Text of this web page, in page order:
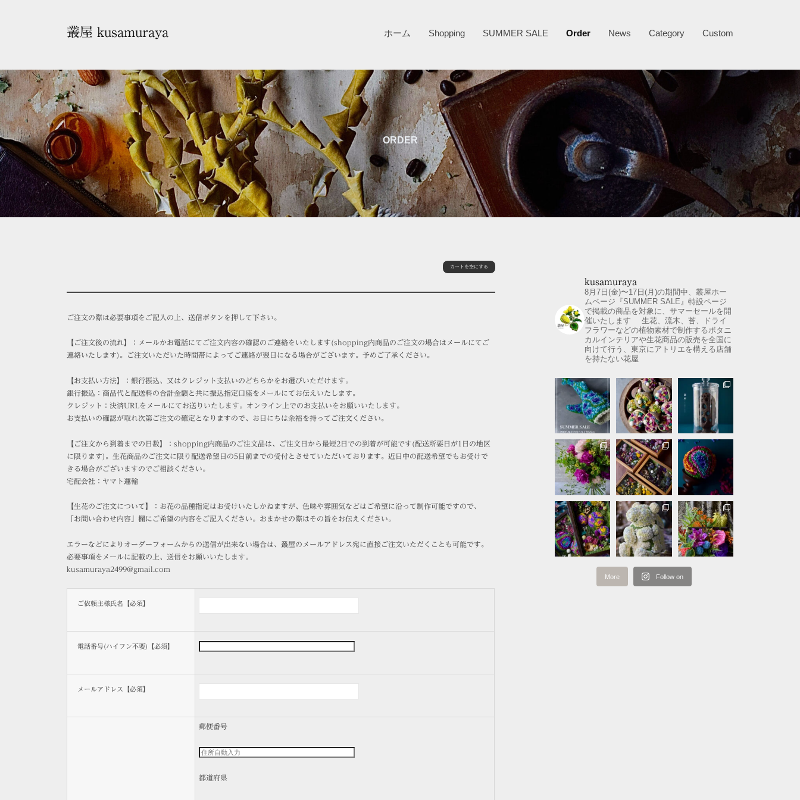
ツ
へ
ス
キ
ッ
プ
叢屋 kusamuraya ホーム Shopping SUMMER SALE Order News Category Custom
ORDER
10
日
カートを空にする
ご注文の際は必要事項をご記入の上、送信ボタンを押して下さい。
【ご注文後の流れ】：メールかお電話にてご注文内容の確認のご連絡をいたします(shopping内商品のご注文の場合はメールにてご
連絡いたします)。ご注文いただいた時間帯によってご連絡が翌日になる場合がございます。予めご了承ください。
【お支払い方法】：銀行振込、又はクレジット支払いのどちらかをお選びいただけます。
銀行振込：商品代と配送料の合計金額と共に振込指定口座をメールにてお伝えいたします。
クレジット：決済URLをメールにてお送りいたします。オンライン上でのお支払いをお願いいたします。
お支払いの確認が取れ次第ご注文の確定となりますので、お日にちは余裕を持ってご注文ください。
【ご注文から到着までの日数】：shopping内商品のご注文品は、ご注文日から最短2日での到着が可能です(配送所要日が1日の地区
に限ります)。生花商品のご注文に限り配送希望日の5日前までの受付とさせていただいております。近日中の配送希望でもお受けで
きる場合がございますのでご相談ください。
宅配会社：ヤマト運輸
【生花のご注文について】：お花の品種指定はお受けいたしかねますが、色味や雰囲気などはご希望に沿って制作可能ですので、
「お問い合わせ内容」欄にご希望の内容をご記入ください。おまかせの際はその旨をお伝えください。
エラーなどによりオーダーフォームからの送信が出来ない場合は、叢屋のメールアドレス宛に直接ご注文いただくことも可能です。
必要事項をメールに記載の上、送信をお願いいたします。
kusamuraya2499@gmail.com
ご依頼主様氏名【必須】
電話番号(ハイフン不要)【必須】
メールアドレス【必須】
郵便番号
都道府県
kusamuraya
8月7日(金)〜17日(月)の期間中、叢屋ホー
ムページ『SUMMER SALE』特設ページ
で掲載の商品を対象に、サマーセールを開
催いたします
生花、流木、苔、ドライ
フラワーなどの植物素材で制作するボタニ
カルインテリアや生花商品の販売を全国に
向けて行う、東京にアトリエを構える店舗
を持たない花屋
More Follow on